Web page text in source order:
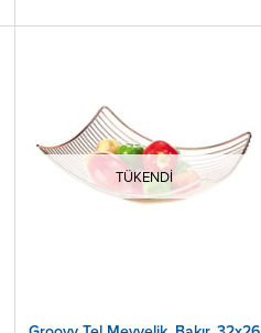
TÜKENDI